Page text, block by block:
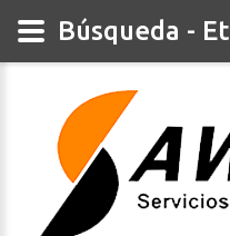
Búsqueda -